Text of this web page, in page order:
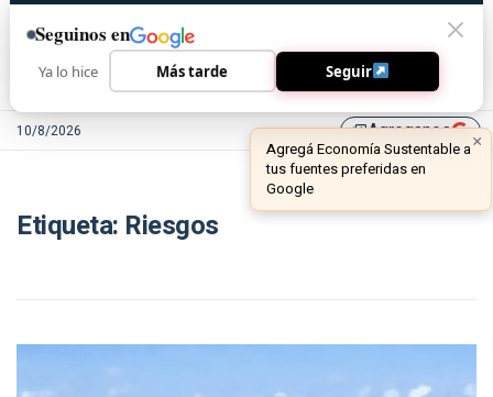
10/8/2026 library_addAgreganos ×
Agregá Economía Sustentable a
tus fuentes preferidas en
Google
Etiqueta: Riesgos
Seguinos en
Ya lo hice Más tarde Seguir